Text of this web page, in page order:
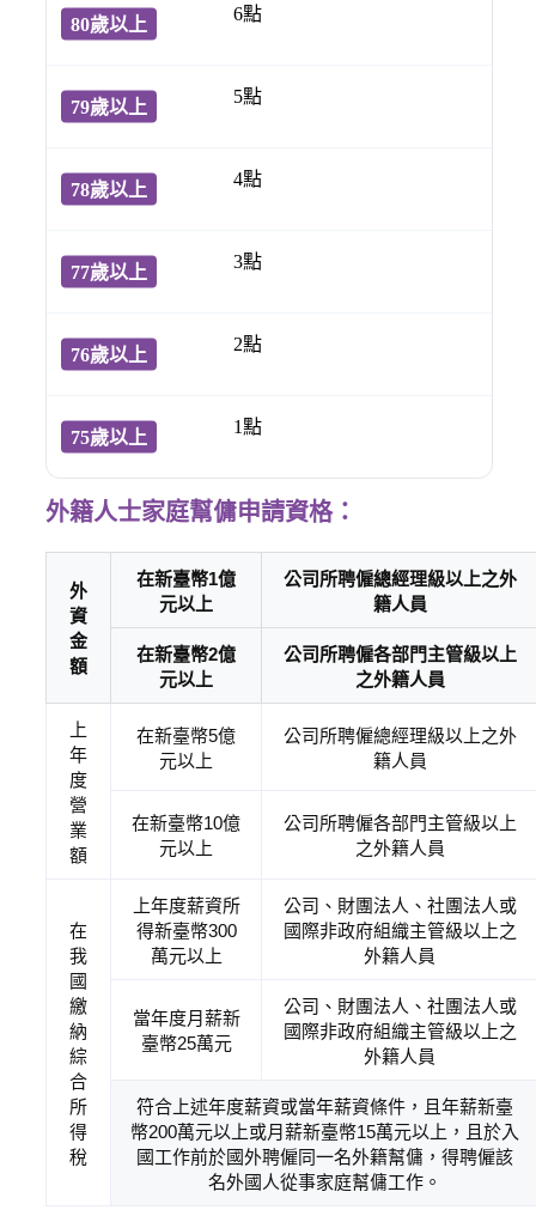
6點
5點
4點
3點
2點
1點
外籍人士家庭幫傭申請資格：
外
資
金
額
在新臺幣1億
元以上
公司所聘僱總經理級以上之外
籍人員
在新臺幣2億
元以上
公司所聘僱各部門主管級以上
之外籍人員
上
年
度
營
業
額
在新臺幣5億
元以上
公司所聘僱總經理級以上之外
籍人員
在新臺幣10億
元以上
公司所聘僱各部門主管級以上
之外籍人員
在
我
國
繳
納
綜
合
所
得
稅
上年度薪資所
得新臺幣300
萬元以上
公司、財團法人、社團法人或
國際非政府組織主管級以上之
外籍人員
當年度月薪新
臺幣25萬元
公司、財團法人、社團法人或
國際非政府組織主管級以上之
外籍人員
符合上述年度薪資或當年薪資條件，且年薪新臺
幣200萬元以上或月薪新臺幣15萬元以上，且於入
國工作前於國外聘僱同一名外籍幫傭，得聘僱該
名外國人從事家庭幫傭工作。